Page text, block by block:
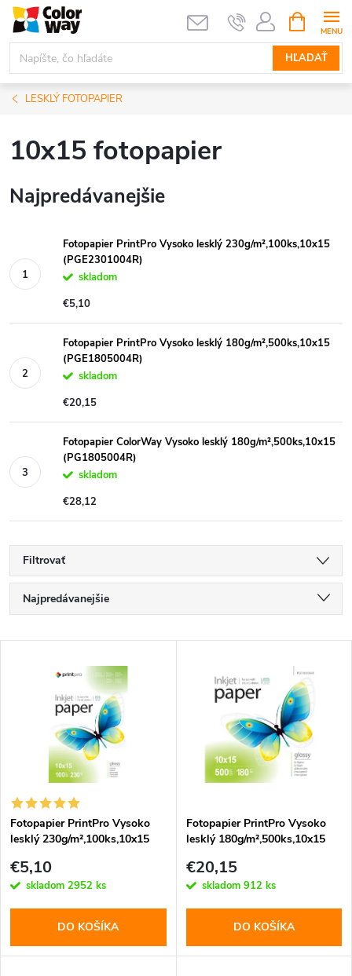
Prejsť
obsah
HĽADAŤ
KOŠÍK
LESKLÝ FOTOPAPIER
10x15 fotopapier
Najpredávanejšie
Fotopapier PrintPro Vysoko lesklý 230g/m²,100ks,10x15
(PGE2301004R)
skladom
€5,10
Fotopapier PrintPro Vysoko lesklý 180g/m²,500ks,10x15
(PGE1805004R)
skladom
€20,15
Fotopapier ColorWay Vysoko lesklý 180g/m²,500ks,10x15
(PG1805004R)
skladom
€28,12
Filtrovať
R
a
i
e
p
r
o
Najpredávanejšie
Abecedne
s
p
r
Fotopapier PrintPro Vysoko
lesklý 230g/m²,100ks,10x15
€5,10
skladom 2952 ks
DO KOŠÍKA
Fotopapier PrintPro Vysoko
lesklý 180g/m²,500ks,10x15
€20,15
skladom 912 ks
DO KOŠÍKA